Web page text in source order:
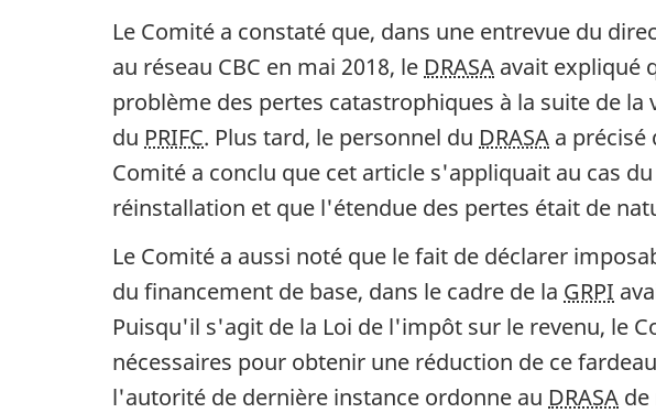
Le Comité a constaté que, dans une entrevue du
au réseau CBC en mai 2018, le DRASA avait expliqué
problème des pertes catastrophiques à la suite de
du PRIFC. Plus tard, le personnel du DRASA a précisé
Comité a conclu que cet article s'appliquait au cas
réinstallation et que l'étendue des pertes était de
Le Comité a aussi noté que le fait de déclarer
du financement de base, dans le cadre de la GRPI
Puisqu'il s'agit de la Loi de l'impôt sur le revenu, le
nécessaires pour obtenir une réduction de ce
l'autorité de dernière instance ordonne au DRASA de